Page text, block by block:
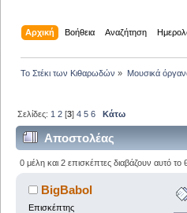
Αρχική Βοήθεια Αναζήτηση
Το Στέκι των Κιθαρωδών » Μουσικά
Σελίδες: 1 2 [3]4 5 6 Κάτω
Αποστολέας
0 μέλη και 2 επισκέπτες διαβάζουν αυτό το
BigBabol
Επισκέπτης